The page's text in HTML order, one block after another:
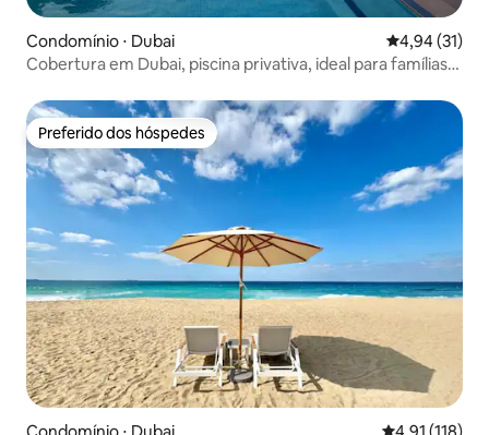
Condomínio ⋅ Dubai 4,94 de uma
4,94 (31)
Cobertura em Dubai, piscina privativa, ideal para famílias,
Preferido dos hóspedes
Preferido dos hóspedes